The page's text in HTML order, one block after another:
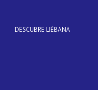
DESCUBRE LIÉBANA